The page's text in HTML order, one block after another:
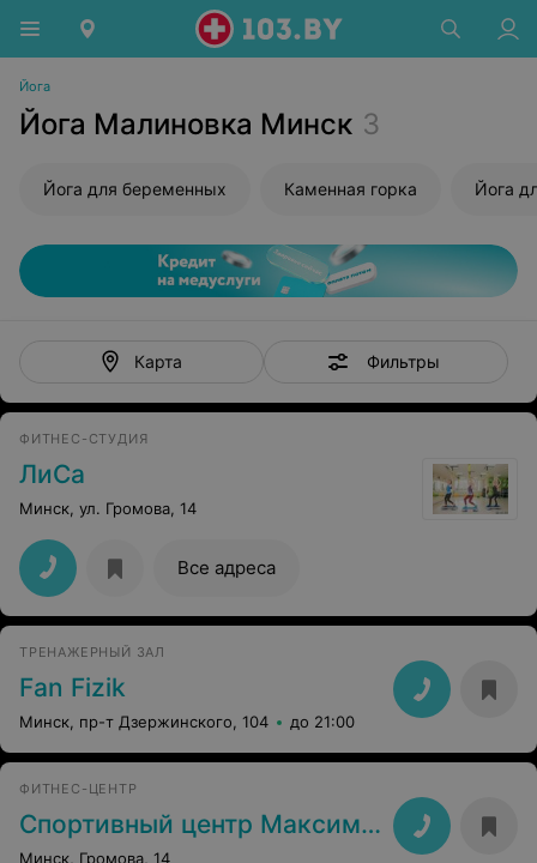
Йога
Йога Малиновка Минск 3
Йога для беременных Каменная горка Йога
Карта Фильтры
ФИТНЕС-СТУДИЯ
ЛиСа
Минск, ул. Громова, 14
Все адреса
ТРЕНАЖЕРНЫЙ ЗАЛ
Fan Fizik
Минск, пр-т Дзержинского, 104 до 21:00
ФИТНЕС-ЦЕНТР
Спортивный центр Максима Мирного
Минск, Громова, 14